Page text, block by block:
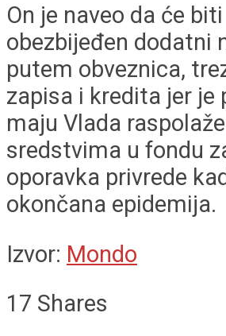
On je naveo da će biti
obezbijeđen dodatni
putem obveznica,
zapisa i kredita jer je
maju Vlada
sredstvima u fondu
oporavka privrede
okončana epidemija.
Izvor: Mondo
17 Shares